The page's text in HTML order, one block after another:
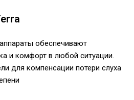
обеспечивают
и комфорт в любой ситуации.
для компенсации потери слуха